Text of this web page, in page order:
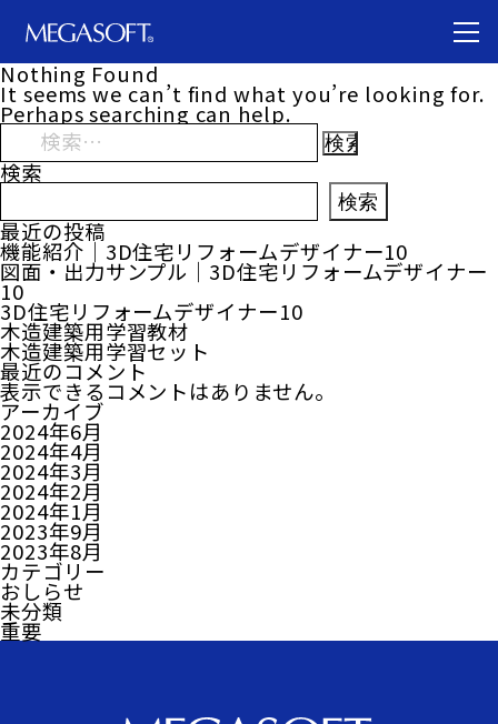
Nothing Found
It seems we can’t find what you’re looking for.
Perhaps searching can help.
検
検索
検索
最近の投稿
機能紹介｜3D住宅リフォームデザイナー10
図面・出力サンプル｜3D住宅リフォームデザイナー
10
3D住宅リフォームデザイナー10
木造建築用学習教材
木造建築用学習セット
最近のコメント
表示できるコメントはありません。
アーカイブ
2024年6月
2024年4月
2024年3月
2024年2月
2024年1月
2023年9月
2023年8月
カテゴリー
おしらせ
未分類
重要